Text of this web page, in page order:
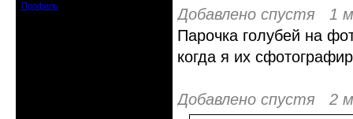
Профиль
Добавлено спустя 1
Парочка голубей на
когда я их
Добавлено спустя 2